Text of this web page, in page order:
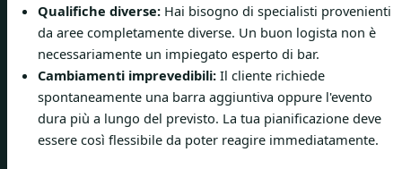
Qualifiche diverse: Hai bisogno di specialisti provenienti
da aree completamente diverse. Un buon logista non è
necessariamente un impiegato esperto di bar.
Cambiamenti imprevedibili: Il cliente richiede
spontaneamente una barra aggiuntiva oppure l'evento
dura più a lungo del previsto. La tua pianificazione deve
essere così flessibile da poter reagire immediatamente.